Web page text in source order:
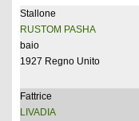
Stallone
RUSTOM PASHA
baio
1927 Regno Unito
Fattrice
LIVADIA